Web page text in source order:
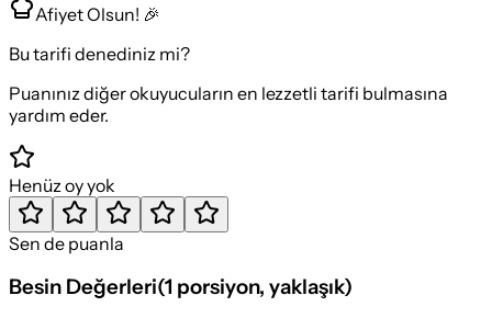
Afiyet Olsun! 🎉
Bu tarifi denediniz mi?
Puanınız diğer okuyucuların en lezzetli tarifi bulmasına
yardım eder.
Henüz oy yok
Sen de puanla
Besin Değerleri(1 porsiyon, yaklaşık)